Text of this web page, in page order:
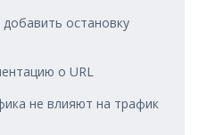
остановку
о URL
не влияют на трафик